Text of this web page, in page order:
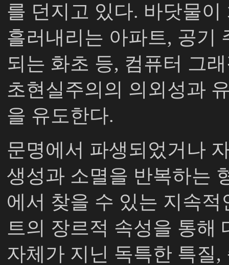
를 던지고 있다. 바닷물이
흘러내리는 아파트, 공기
되는 화초 등, 컴퓨터 그
초현실주의의 의외성과
을 유도한다.
문명에서 파생되었거나
생성과 소멸을 반복하는
에서 찾을 수 있는 지속
트의 장르적 속성을 통해
자체가 지닌 독특한 특질,